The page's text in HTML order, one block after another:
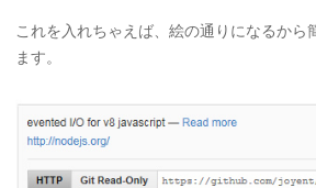
これを入れちゃえば、絵の通りになるから
ます。